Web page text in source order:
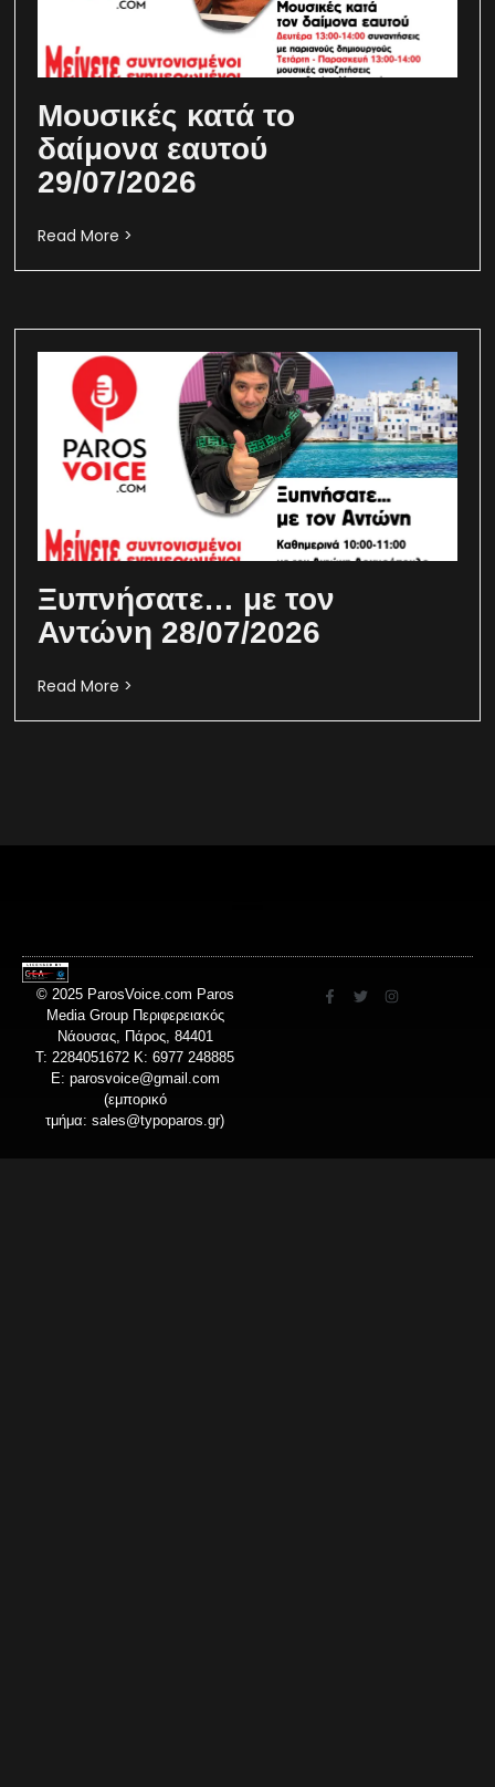
Μουσικές κατά το
δαίμονα εαυτού
29/07/2026
Read More >
Ξυπνήσατε… με τον
Αντώνη 28/07/2026
Read More >
© 2025 ParosVoice.com Paros
Media Group Περιφερειακός
Νάουσας, Πάρος, 84401
T: 2284051672 Κ: 6977 248885
E: parosvoice@gmail.com
(εμπορικό
τμήμα: sales@typoparos.gr)